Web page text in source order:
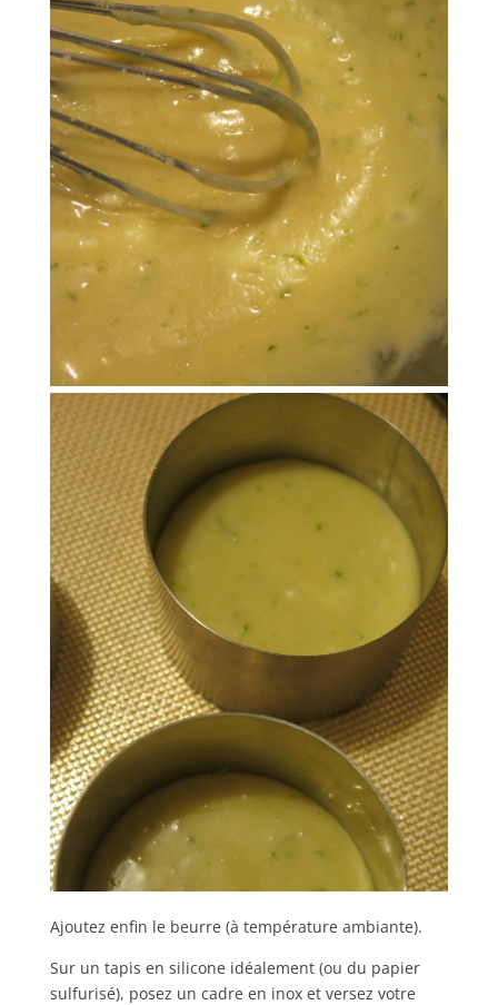
Ajoutez enfin le beurre (à température ambiante).
Sur un tapis en silicone idéalement (ou du papier
sulfurisé), posez un cadre en inox et versez votre